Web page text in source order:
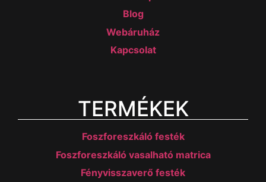
Blog
Webáruház
Kapcsolat
TERMÉKEK
Foszforeszkáló festék
Foszforeszkáló vasalható matrica
Fényvisszaverő festék